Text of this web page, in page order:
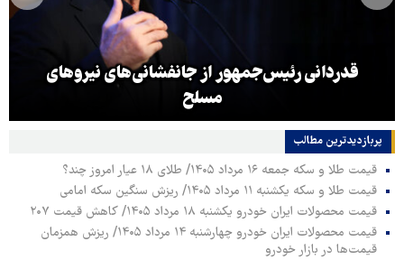
قدردانی رئیس‌جمهور از جانفشانی‌های نیروهای
مسلح
پربازدیدترین‌ مطالب
قیمت طلا و سکه جمعه ۱۶ مرداد ۱۴۰۵/ طلای ۱۸ عیار امروز چند؟
قیمت طلا و سکه یکشنبه ۱۱ مرداد ۱۴۰۵/ ریزش سنگین سکه امامی
قیمت محصولات ایران خودرو یکشنبه ۱۸ مرداد ۱۴۰۵/ کاهش قیمت ۲۰۷
قیمت محصولات ایران خودرو چهارشنبه ۱۴ مرداد ۱۴۰۵/ ریزش همزمان
قیمت‌ها در بازار خودرو